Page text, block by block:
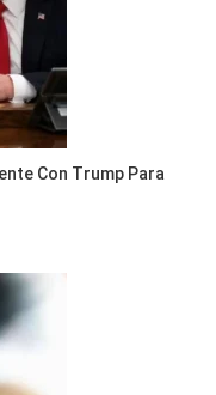
Con Trump Para